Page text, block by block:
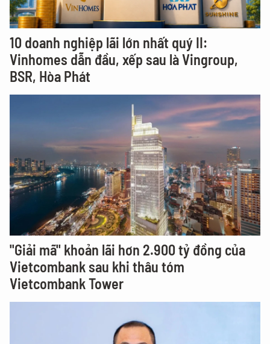
10 doanh nghiệp lãi lớn nhất quý II:
Vinhomes dẫn đầu, xếp sau là Vingroup,
BSR, Hòa Phát
"Giải mã" khoản lãi hơn 2.900 tỷ đồng của
Vietcombank sau khi thâu tóm
Vietcombank Tower